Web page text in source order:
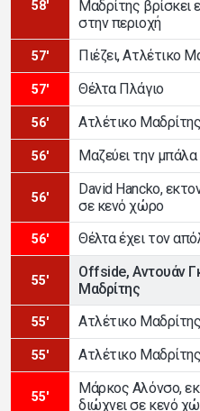
58'
Μαδρίτης βρίσκει
στην περιοχή
57' Πιέζει, Ατλέτικο
57' Θέλτα Πλάγιο
56' Ατλέτικο
56' Μαζεύει την
56'
David Hancko,
σε κενό χώρο
56' Θέλτα έχει τον
55'
Offside, Αντουάν
Μαδρίτης
55' Ατλέτικο
55' Ατλέτικο
55'
Μάρκος Αλόνσο,
διώχνει σε κενό